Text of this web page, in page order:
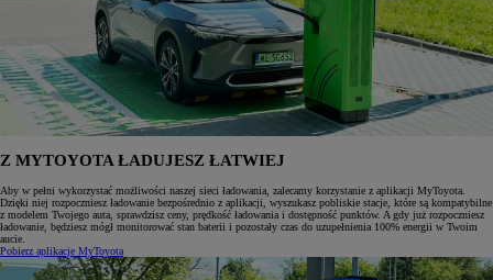
Z MYTOYOTA ŁADUJESZ ŁATWIEJ
Aby w pełni wykorzystać możliwości naszej sieci ładowania, zalecamy korzystanie z aplikacji MyToyota.
Dzięki niej rozpoczniesz ładowanie bezpośrednio z aplikacji, wyszukasz pobliskie stacje, które są kompatybilne
z modelem Twojego auta, sprawdzisz ceny, prędkość ładowania i dostępność punktów. A gdy już rozpoczniesz
ładowanie, będziesz mógł monitorować stan baterii i pozostały czas do uzupełnienia 100% energii w Twoim
aucie.
Pobierz aplikacje MyToyota